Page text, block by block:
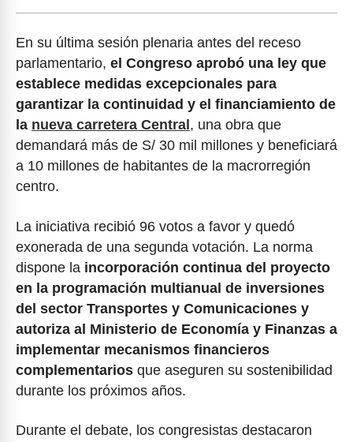
En su última sesión plenaria antes del receso
parlamentario, el Congreso aprobó una ley que
establece medidas excepcionales para
garantizar la continuidad y el financiamiento de
la nueva carretera Central , una obra que
demandará más de S/ 30 mil millones y beneficiará
a 10 millones de habitantes de la macrorregión
centro.
La iniciativa recibió 96 votos a favor y quedó
exonerada de una segunda votación. La norma
dispone la incorporación continua del proyecto
en la programación multianual de inversiones
del sector Transportes y Comunicaciones y
autoriza al Ministerio de Economía y Finanzas a
implementar mecanismos financieros
complementarios que aseguren su sostenibilidad
durante los próximos años.
Durante el debate, los congresistas destacaron